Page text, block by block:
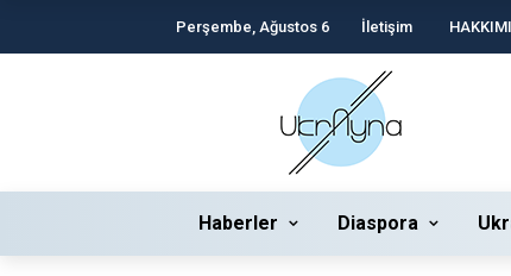
Perşembe, Ağustos 6 İletişim
Haberler Diaspora